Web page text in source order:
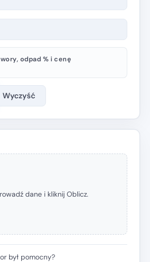
odpad % i cenę
Wyczyść
dane i kliknij Oblicz.
był pomocny?